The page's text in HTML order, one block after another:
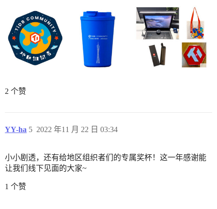
2 个赞
YY-ha 2022 年11 月 22 日 03:34
5
小小剧透，还有给地区组织者们的专属奖杯！这一年感谢能
让我们线下见面的大家~
1 个赞